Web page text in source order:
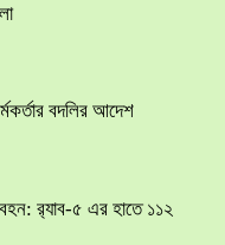
বদলির আদেশ
র‍্যাব-৫ এর হাতে ১১২